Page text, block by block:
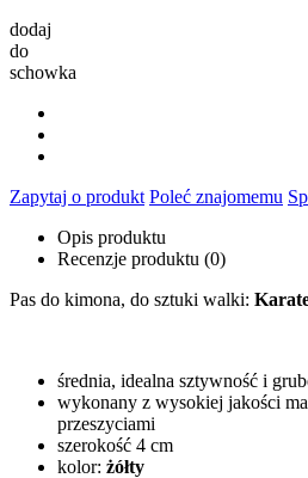
dodaj
do
schowka
Zapytaj o produkt Poleć znajomemu
Opis produktu
Recenzje produktu (0)
Pas do kimona, do sztuki walki:
średnia, idealna sztywność i
wykonany z wysokiej jakości
przeszyciami
szerokość 4 cm
kolor: żółty